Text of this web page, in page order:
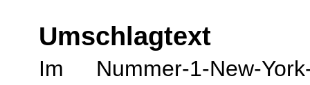
Umschlagtext
Im Nummer-1-New-